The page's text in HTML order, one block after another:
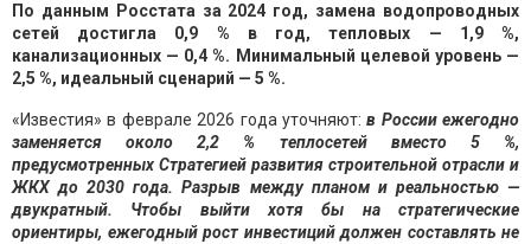
По данным Росстата за 2024 год, замена водопроводных
сетей достигла 0,9 % в год, тепловых — 1,9 %,
канализационных — 0,4 %. Минимальный целевой уровень —
2,5 %, идеальный сценарий — 5 %.
«Известия» в феврале 2026 года уточняют:в России ежегодно
заменяется около 2,2 % теплосетей вместо 5 %,
предусмотренных Стратегией развития строительной отрасли и
ЖКХ до 2030 года. Разрыв между планом и реальностью —
двукратный. Чтобы выйти хотя бы на стратегические
ориентиры, ежегодный рост инвестиций должен составлять не